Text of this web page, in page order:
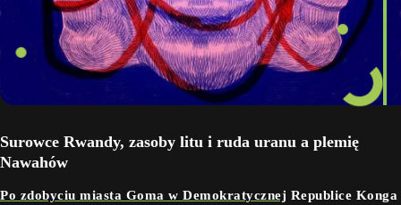
Surowce Rwandy, zasoby litu i ruda uranu a plemię
Nawahów
Po zdobyciu miasta Goma w Demokratycznej Republice Konga